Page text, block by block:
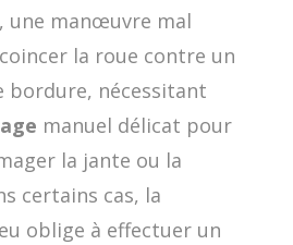
une manœuvre mal
la roue contre un
bordure, nécessitant
manuel délicat pour
la jante ou la
certains cas, la
oblige à effectuer un